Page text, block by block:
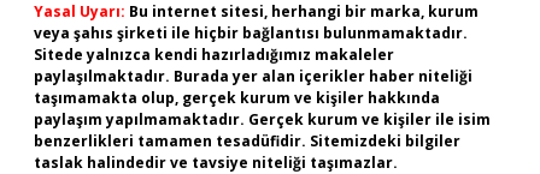
Yasal Uyarı: Bu internet sitesi, herhangi bir marka, kurum
veya şahıs şirketi ile hiçbir bağlantısı bulunmamaktadır.
Sitede yalnızca kendi hazırladığımız makaleler
paylaşılmaktadır. Burada yer alan içerikler haber niteliği
taşımamakta olup, gerçek kurum ve kişiler hakkında
paylaşım yapılmamaktadır. Gerçek kurum ve kişiler ile isim
benzerlikleri tamamen tesadüfidir. Sitemizdeki bilgiler
taslak halindedir ve tavsiye niteliği taşımazlar.